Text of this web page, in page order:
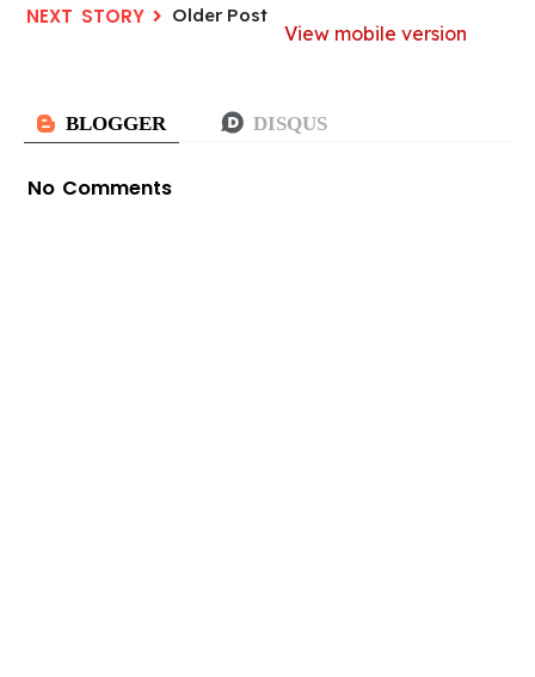
Older Post
View mobile version
No Comments